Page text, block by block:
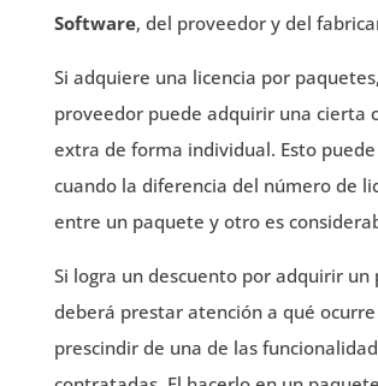
Software, del proveedor y del
Si adquiere una licencia por
proveedor puede adquirir una cierta
extra de forma individual. Esto
cuando la diferencia del número de
entre un paquete y otro es
Si logra un descuento por adquirir un
deberá prestar atención a qué ocurre
prescindir de una de las